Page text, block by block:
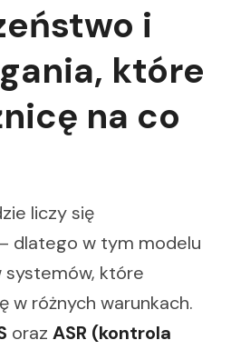
i
które
na co
liczy się
dlatego w tym modelu
systemów, które
w różnych warunkach.
oraz ASR (kontrola